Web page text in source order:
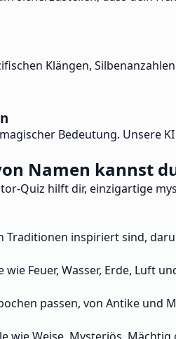
Klängen,
Bedeutung. Unsere
Namen kannst
Quiz hilft dir, einzigartige
Traditionen inspiriert sind,
wie Feuer, Wasser, Erde,
passen, von Antike